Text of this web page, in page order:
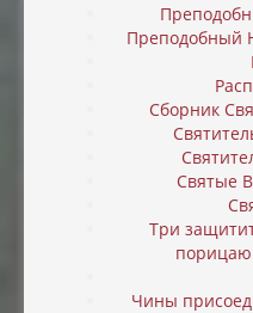
Преподобный
Сборник
Святые
Три
Чины